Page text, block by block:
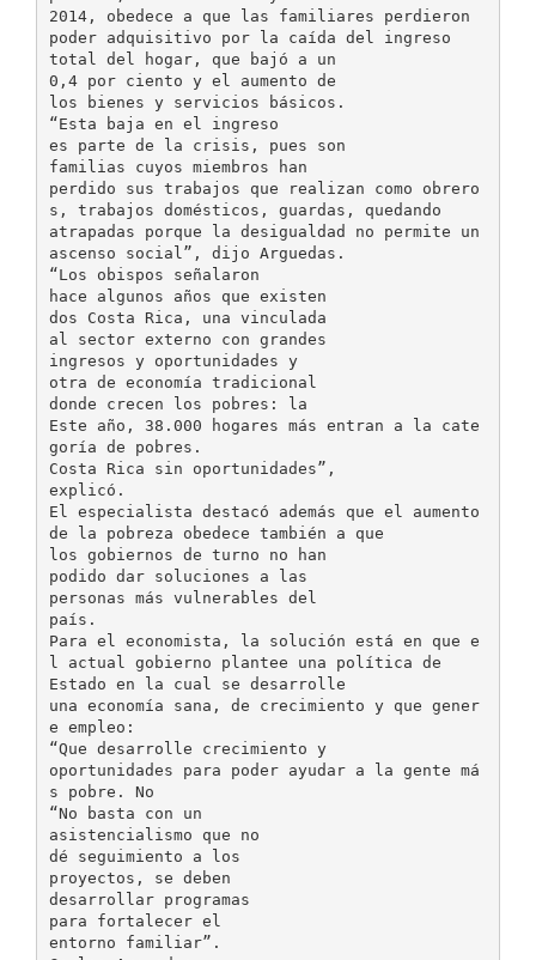
2014, obedece a que las familiares perdieron
poder adquisitivo por la caída del ingreso
total del hogar, que bajó a un
0,4 por ciento y el aumento de
los bienes y servicios básicos.
“Esta baja en el ingreso
es parte de la crisis, pues son
familias cuyos miembros han
perdido sus trabajos que realizan como obrero
s, trabajos domésticos, guardas, quedando
atrapadas porque la desigualdad no permite un
ascenso social”, dijo Arguedas.
“Los obispos señalaron
hace algunos años que existen
dos Costa Rica, una vinculada
al sector externo con grandes
ingresos y oportunidades y
otra de economía tradicional
donde crecen los pobres: la
Este año, 38.000 hogares más entran a la cate
goría de pobres.
Costa Rica sin oportunidades”,
explicó.
El especialista destacó además que el aumento
de la pobreza obedece también a que
los gobiernos de turno no han
podido dar soluciones a las
personas más vulnerables del
país.
Para el economista, la solución está en que e
l actual gobierno plantee una política de
Estado en la cual se desarrolle
una economía sana, de crecimiento y que gener
e empleo:
“Que desarrolle crecimiento y
oportunidades para poder ayudar a la gente má
s pobre. No
“No basta con un
asistencialismo que no
dé seguimiento a los
proyectos, se deben
desarrollar programas
para fortalecer el
entorno familiar”.